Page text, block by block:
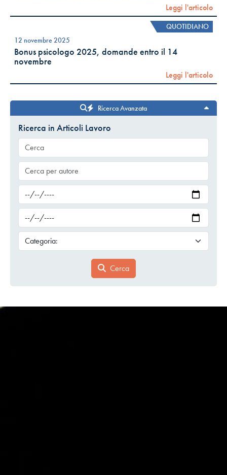
Leggi l'articolo
QUOTIDIANO
12 novembre 2025
Bonus psicologo 2025, domande entro il 14
novembre
Leggi l'articolo
Ricerca Avanzata
Ricerca in Articoli Lavoro
Cerca